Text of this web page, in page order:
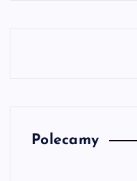
Polecamy